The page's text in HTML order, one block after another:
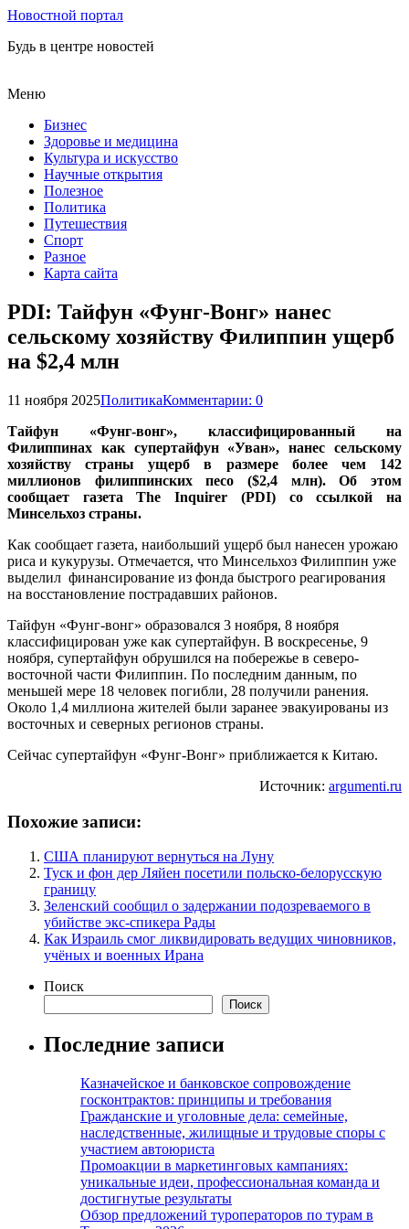
Новостной портал
Будь в центре новостей
Меню
Бизнес
Здоровье и медицина
Культура и искусство
Научные открытия
Полезное
Политика
Путешествия
Спорт
Разное
Карта сайта
PDI: Тайфун «Фунг-Вонг» нанес
сельскому хозяйству Филиппин ущерб
на $2,4 млн
11 ноября 2025ПолитикаКомментарии: 0
Тайфун «Фунг-вонг», классифицированный на
Филиппинах как супертайфун «Уван», нанес сельскому
хозяйству страны ущерб в размере более чем 142
миллионов филиппинских песо ($2,4 млн). Об этом
сообщает газета The Inquirer (PDI) со ссылкой на
Минсельхоз страны.
Как сообщает газета, наибольший ущерб был нанесен урожаю
риса и кукурузы. Отмечается, что Минсельхоз Филиппин уже
выделил финансирование из фонда быстрого реагирования
на восстановление пострадавших районов.
Тайфун «Фунг-вонг» образовался 3 ноября, 8 ноября
классифицирован уже как супертайфун. В воскресенье, 9
ноября, супертайфун обрушился на побережье в северо-
восточной части Филиппин. По последним данным, по
меньшей мере 18 человек погибли, 28 получили ранения.
Около 1,4 миллиона жителей были заранее эвакуированы из
восточных и северных регионов страны.
Сейчас супертайфун «Фунг-Вонг» приближается к Китаю.
Источник: argumenti.ru
Похожие записи:
США планируют вернуться на Луну
Туск и фон дер Ляйен посетили польско-белорусскую
границу
Зеленский сообщил о задержании подозреваемого в
убийстве экс-спикера Рады
Как Израиль смог ликвидировать ведущих чиновников,
учёных и военных Ирана
Поиск
Поиск
Последние записи
Казначейское и банковское сопровождение
госконтрактов: принципы и требования
Гражданские и уголовные дела: семейные,
наследственные, жилищные и трудовые споры с
участием автоюриста
Промоакции в маркетинговых кампаниях:
уникальные идеи, профессиональная команда и
достигнутые результаты
Обзор предложений туроператоров по турам в